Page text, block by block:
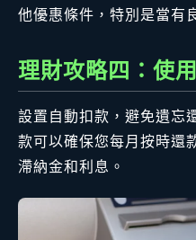
他優惠條件，特別是當有
理財攻略四：使
設置自動扣款，避免遺忘
款可以確保您每月按時還
滯納金和利息。